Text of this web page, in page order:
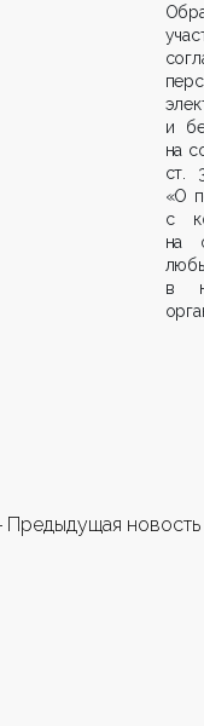
и
на
ст.
«О
с
на
в
Предыдущая новость